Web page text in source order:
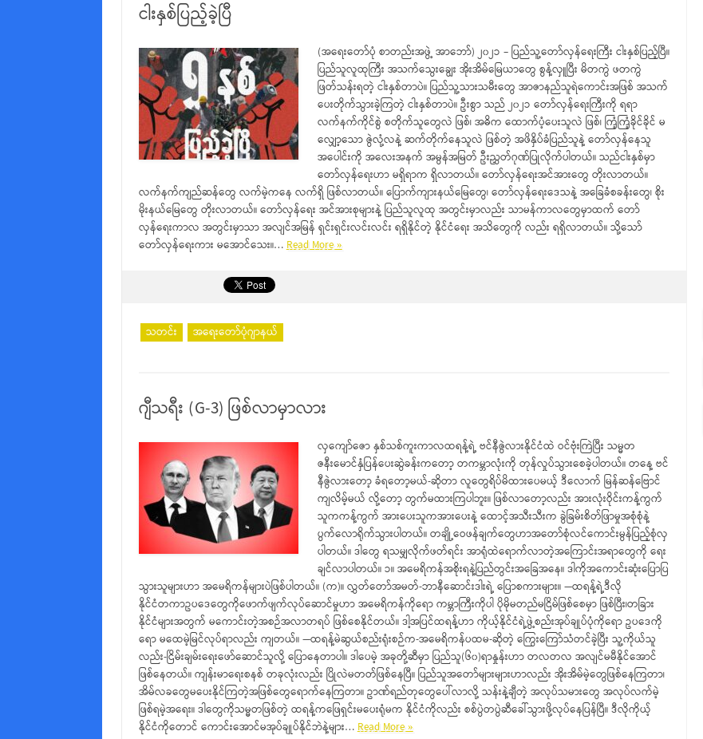
ငါးနှစ်ပြည့်ခဲ့ပြီ
(အရေးတော်ပုံ စာတည်းအဖွဲ့ အာဘော်) ၂၀၂၁ – ပြည်သူ့တော်လှန်ရေးကြီး ငါးနှစ်ပြည့်ပြီ။
ပြည်သူလူထုကြီး အသက်သွေးချွေး အိုးအိမ်မြေယာတွေ စွန့်လှူပြီး မိတကွဲ ဖတကွဲ
ဖြတ်သန်းရတဲ့ ငါးနှစ်တာပဲ။ ပြည်သူ့သားသမီးတွေ အာဇာနည်သူရဲကောင်းအဖြစ် အသက်
ပေးတိုက်သွားခဲ့ကြတဲ့ ငါးနှစ်တာပဲ။ ဦးစွာ သည် ၂၀၂၁ တော်လှန်ရေးကြီးကို ရရာ
လက်နက်ကိုင်စွဲ စတိုက်သူတွေလဲ ဖြစ်၊ အဓိက ထောက်ပံ့ပေးသူလဲ ဖြစ်၊ ကြံ့ကြံ့ခိုင်ခိုင် မ
လျှော့သော ဇွဲလုံ့လနဲ့ ဆက်တိုက်နေသူလဲ ဖြစ်တဲ့ အဖိနှိပ်ခံပြည်သူနဲ့ တော်လှန်နေသူ
အပေါင်းကို အလေးအနက် အမွန်အမြတ် ဦးညွှတ်ဂုဏ်ပြုလိုက်ပါတယ်။ သည်ငါးနှစ်မှာ
တော်လှန်ရေးဟာ မရှိရာက ရှိလာတယ်။ တော်လှန်ရေးအင်အားတွေ တိုးလာတယ်။
လက်နက်ကျည်ဆန်တွေ လက်မဲ့ကနေ လက်ရှိ ဖြစ်လာတယ်။ ပြောက်ကျားနယ်မြေတွေ၊ တော်လှန်ရေးဒေသနဲ့ အခြေခံစခန်းတွေ၊ စိုး
မိုးနယ်မြေတွေ တိုးလာတယ်။ တော်လှန်ရေး အင်အားစုများနဲ့ ပြည်သူလူထု အတွင်းမှာလည်း သာမန်ကာလတွေမှာထက် တော်
လှန်‌ရေးကာလ အတွင်းမှာသာ အလျင်အမြန် ရှင်းရှင်းလင်းလင်း ရရှိနိုင်တဲ့ နိုင်ငံရေး အသိတွေကို လည်း ရရှိလာတယ်။ သို့သော်
တော်လှန်ရေးကား မအောင်သေး။…Read More »
သတင်း အရေးတော်ပုံဂျာနယ်
ဂျီသရီး (G-3) ဖြစ်လာမှာလား
လှကျော်ဇော နှစ်သစ်ကူးကာလထရန့်ရဲ့ ဗင်နီဇွဲလားနိုင်ငံထဲ ဝင်ဗုံးကြဲပြီး သမ္မတ
ဇနီးမောင်နှံပြန်ပေးဆွဲခန်းကတော့ တကမ္ဘာလုံးကို တုန်လှုပ်သွားစေခဲ့ပါတယ်။ တနေ့ ဗင်
နီဇွဲလားတော့ ခံရတော့မယ်-ဆိုတာ လူတွေရိပ်မိထားပေမယ့် ဒီလောက် မြန်ဆန်ဗြောင်
ကျလိမ့်မယ် လို့တော့ တွက်မထားကြပါဘူး။ ဖြစ်လာတော့လည်း အားလုံးဝိုင်းကန့်ကွက်
သူကကန့်ကွက် အားပေးသူကအားပေးနဲ့ ထောင့်အသီးသီးက ခွဲခြမ်းစိတ်ဖြာမှုအစုံစုံနဲ့
ပွက်လောရိုက်သွားပါတယ်။ တချို့ဝေဖန်ချက်တွေဟာအတော်စုံလင်ကောင်းမွန်ပြည့်စုံလှ
ပါတယ်။ ဒါတွေ ရသမျှလိုက်ဖတ်ရင်း အာရုံထဲရောက်လာတဲ့အကြောင်းအရာတွေကို ရေး
ချင်လာပါတယ်။ ၁။ အမေရိကန်အစိုးရနဲ့ပြည်တွင်းအခြေအနေ။ ဒါကိုအကောင်းဆုံးပြောပြ
သွားသူများဟာ အမေရိကန်များပဲဖြစ်ပါတယ်။ (က)။ လွှတ်တော်အမတ်-ဘာနီဆောင်းဒါးရဲ့ ပြောစကားများ။ —ထရန့်ရဲ့ဒီလို
နိုင်ငံတကာဥပဒေတွေကိုဖောက်ဖျက်လုပ်ဆောင်မှုဟာ အမေရိကန်ကိုရော ကမ္ဘာကြီးကိုပါ ပိုမိုမတည်မငြိမ်ဖြစ်စေမှာ ဖြစ်ပြီး၊တခြား
နိုင်ငံများအတွက် မကောင်းတဲ့အစဉ်အလာတရပ် ဖြစ်စေနိုင်တယ်။ ဒါ့အပြင်ထရန့်ဟာ ကိုယ့်နိုင်ငံရဲ့ဖွဲ့စည်းအုပ်ချုပ်ပုံကိုရော ဥပဒေကို
ရော မထေမဲ့မြင်လုပ်ရာလည်း ကျတယ်။ —ထရန့်မဲဆွယ်စည်းရုံးစဉ်က-အမေရိကန်ပထမ-ဆိုတဲ့ ကြွေးကြော်သံတင်ခဲ့ပြီး သူ့ကိုယ်သူ
လည်း-ငြိမ်းချမ်းရေးဖော်ဆောင်သူလို့ ပြောနေတာပါ။ ဒါပေမဲ့ အခုတို့ဆီမှာ ပြည်သူ(၆၀)ရာနှုန်းဟာ တလတလ အလျင်မမီနိုင်အောင်
ဖြစ်နေတယ်။ ကျန်းမာရေးစနစ် တခုလုံးလည်း ပြိုလဲမတတ်ဖြစ်‌နေပြီ။ ပြည်သူအတော်များများဟာလည်း အိုးအိမ်မဲ့တွေဖြစ်နေကြတာ၊
အိမ်လခတွေမပေးနိုင်ကြတဲ့အဖြစ်တွေရောက်နေကြတာ။ ဥာဏ်ရည်တုတွေပေါ်လာလို့ သန်းနဲ့ချီတဲ့ အလုပ်သမားတွေ အလုပ်လက်မဲ့
ဖြစ်ရမဲ့အရေး။ ဒါတွေကိုသမ္မတဖြစ်တဲ့ ထရန့်ကဖြေရှင်းမပေးရုံမက နိုင်ငံကိုလည်း စစ်ပွဲတပွဲဆီခေါ်သွားဖို့လုပ်နေပြန်ပြီ။ ဒီလိုကိုယ့်
နိုင်ငံကိုတောင် ကောင်းအောင်မအုပ်ချုပ်နိုင်ဘဲနဲ့များ…Read More »